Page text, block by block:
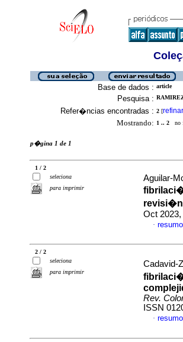
Base de dados : article
Pesquisa :
Refer�ncias encontradas : 2 [refinar
Mostrando: 1 .. 2 no
p�gina 1 de 1
1 / 2
seleciona
para imprimir
Aguilar-
revisi�n
Oct 2023,
·
2 / 2
seleciona
para imprimir
Cadavid-
Rev.
ISSN
·